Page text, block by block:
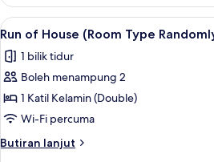
Lihat
semua
foto
untuk
Run
of
House
(Room
Peti
5
Run of House (Room Type
1 bilik tidur
Boleh menampung 2
1 Katil Kelamin (Double)
Wi-Fi percuma
Butiran lanjut
Butiran